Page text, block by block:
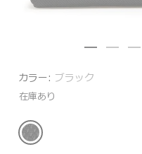
カラー: ブラック
在庫あり